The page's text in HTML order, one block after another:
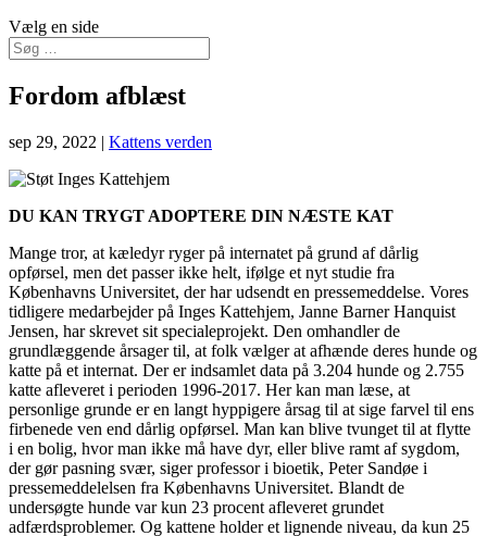
Vælg en side
Fordom afblæst
sep 29, 2022 | Kattens verden
DU KAN TRYGT ADOPTERE DIN NÆSTE KAT
Mange tror, at kæledyr ryger på internatet på grund af dårlig
opførsel, men det passer ikke helt, ifølge et nyt studie fra
Københavns Universitet, der har udsendt en pressemeddelse. Vores
tidligere medarbejder på Inges Kattehjem, Janne Barner Hanquist
Jensen, har skrevet sit specialeprojekt. Den omhandler de
grundlæggende årsager til, at folk vælger at afhænde deres hunde og
katte på et internat. Der er indsamlet data på 3.204 hunde og 2.755
katte afleveret i perioden 1996-2017. Her kan man læse, at
personlige grunde er en langt hyppigere årsag til at sige farvel til ens
firbenede ven end dårlig opførsel. Man kan blive tvunget til at flytte
i en bolig, hvor man ikke må have dyr, eller blive ramt af sygdom,
der gør pasning svær, siger professor i bioetik, Peter Sandøe i
pressemeddelelsen fra Københavns Universitet. Blandt de
undersøgte hunde var kun 23 procent afleveret grundet
adfærdsproblemer. Og kattene holder et lignende niveau, da kun 25